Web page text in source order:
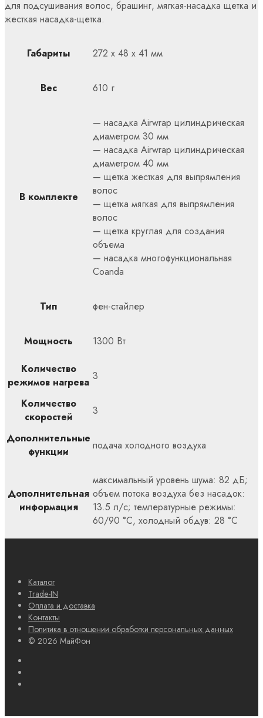
для подсушивания волос, брашинг, мягкая-насадка щетка и
жесткая насадка-щетка.
Габариты 272 x 48 x 41 мм
Вес 610 г
В комплекте
— насадка Airwrap цилиндрическая
диаметром 30 мм
— насадка Airwrap цилиндрическая
диаметром 40 мм
— щетка жесткая для выпрямления
волос
— щетка мягкая для выпрямления
волос
— щетка круглая для создания
объема
— насадка многофункциональная
Coanda
Тип фен-стайлер
Мощность 1300 Вт
Количество
режимов нагрева 3
Количество
скоростей
3
Дополнительные
функции
подача холодного воздуха
Дополнительная
информация
максимальный уровень шума: 82 дБ;
объем потока воздуха без насадок:
13.5 л/с; температурные режимы:
60/90 °C, холодный обдув: 28 °C
Каталог
Trade-IN
Оплата и доставка
Контакты
Политика в отношении обработки персональных данных
© 2026 МайФон